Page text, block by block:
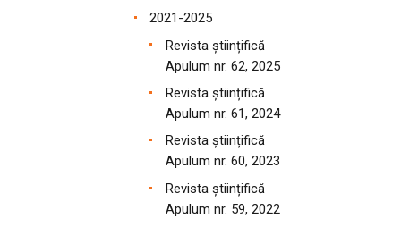
2021-2025
Revista științifică
Apulum nr. 62, 2025
Revista științifică
Apulum nr. 61, 2024
Revista științifică
Apulum nr. 60, 2023
Revista științifică
Apulum nr. 59, 2022